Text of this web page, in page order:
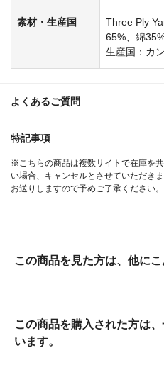
素材・生産国
Three Ply
65%、綿
生産国：カ
よくあるご質問
特記事項
※こちらの商品は複数サイトで在庫を
い場合、キャンセルとさせていただき
お送りしますので予めご了承ください。
この商品を見た方は、他に
この商品を購入された方は
います。